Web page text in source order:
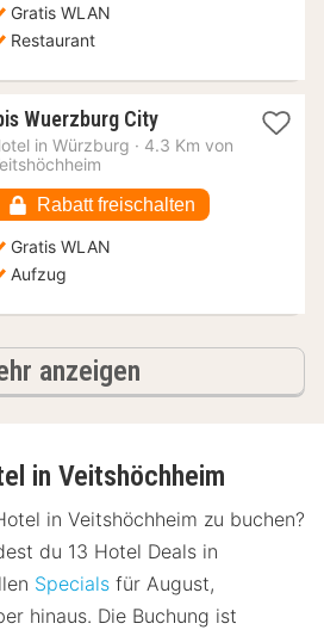
Gratis WLAN
Restaurant
Wuerzburg City1
Nacht
€
in Würzburg · 4.3 Km von
Rabatt freischalten
Gratis WLAN
Aufzug
anzeigen
in Veitshöchheim
in Veitshöchheim zu buchen?
du 13 Hotel Deals in
Specials für August,
hinaus. Die Buchung ist